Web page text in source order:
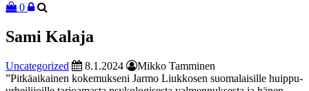
0 Ostoskori
Sami Kalaja
Uncategorized 8.1.2024
Mikko Tamminen
”Pitkäaikainen kokemukseni Jarmo Liukkosen suomalaisille huippu-